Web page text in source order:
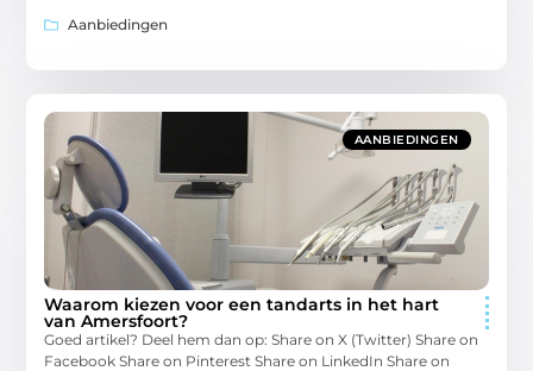
Aanbiedingen
AANBIEDINGEN
Waarom kiezen voor een tandarts in het hart
van Amersfoort?
Goed artikel? Deel hem dan op: Share on X (Twitter) Share on
Facebook Share on Pinterest Share on LinkedIn Share on